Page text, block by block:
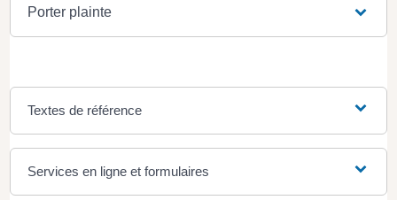
Porter plainte
Textes de référence
Services en ligne et formulaires